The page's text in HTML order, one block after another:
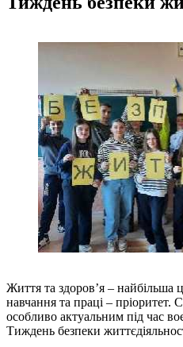
Життя та здоров’я – найбільша
навчання та праці – пріоритет.
особливо актуальним під час
Тиждень безпеки